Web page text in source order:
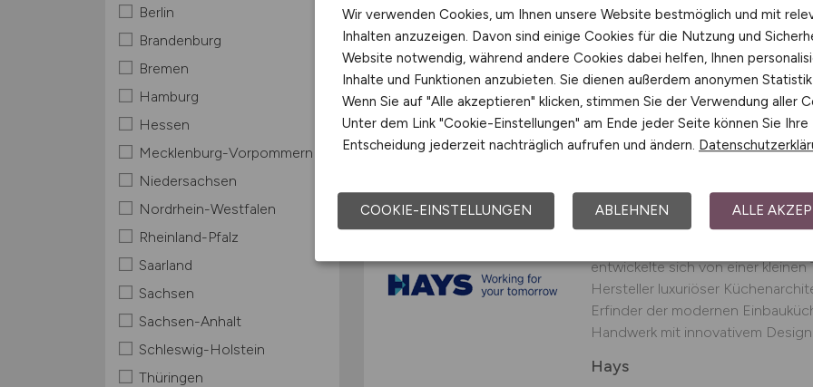
Berlin
Brandenburg
Bremen
Hamburg
Hessen
Mecklenburg-Vorpommern
Niedersachsen
Nordrhein-Westfalen
Rheinland-Pfalz
Saarland
Sachsen
Sachsen-Anhalt
Schleswig-Holstein
Thüringen
Minden. Aufgaben Erstellung
KonzernreportingsUnterstützung
Hays
13.06.2026 Minden
Bilanzbuchhalter(m/
Über das Unternehmen Mein
entwickelte sich von einer kleinen
Hersteller luxuriöser
Erfinder der modernen
Handwerk mit innovativem
Hays
Wir verwenden Cookies, um Ihnen unsere Website bestmöglich und mit
Inhalten anzuzeigen. Davon sind einige Cookies für die Nutzung und
Website notwendig, während andere Cookies dabei helfen, Ihnen
Inhalte und Funktionen anzubieten. Sie dienen außerdem anonymen
Wenn Sie auf "Alle akzeptieren" klicken, stimmen Sie der Verwendung aller
Unter dem Link "Cookie-Einstellungen" am Ende jeder Seite können Sie Ihre
Entscheidung jederzeit nachträglich aufrufen und ändern.
COOKIE-EINSTELLUNGEN ABLEHNEN ALLE